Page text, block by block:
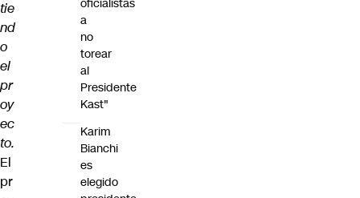
tie
nd
o
el
pr
oy
ec
to.
El
pr
oficialistas
a
no
torear
al
Presidente
Kast"
Karim
Bianchi
es
elegido